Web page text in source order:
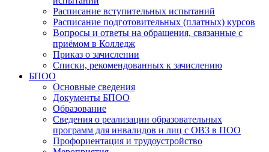
Расписание вступительных испытаний
Расписание подготовительных (платных) курсов
Вопросы и ответы на обращения, связанные с
приёмом в Колледж
Приказ о зачислении
Списки, рекомендованных к зачислению
БПОО
Основные сведения
Документы БПОО
Образование
Сведения о реализации образовательных
программ для инвалидов и лиц с ОВЗ в ПОО
Профориентация и трудоустройство